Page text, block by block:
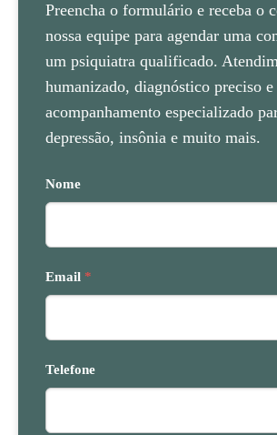
Preencha o formulário e receba o
nossa equipe para agendar uma
um psiquiatra qualificado.
humanizado, diagnóstico preciso e
acompanhamento especializado
depressão, insônia e muito mais.
Nome
Email *
Telefone